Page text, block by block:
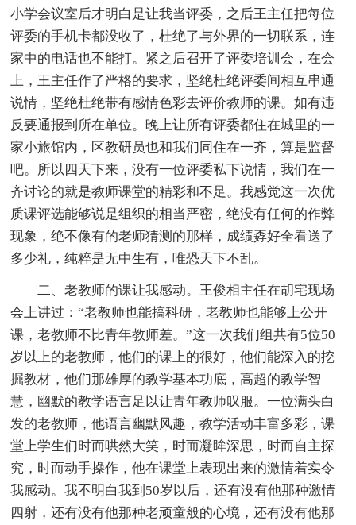
小学会议室后才明白是让我当评委，之后王主任把每位
评委的手机卡都没收了，杜绝了与外界的一切联系，连
家中的电话也不能打。紧之后召开了评委培训会，在会
上，王主任作了严格的要求，坚绝杜绝评委间相互串通
说情，坚绝杜绝带有感情色彩去评价教师的课。如有违
反要通报到所在单位。晚上让所有评委都住在城里的一
家小旅馆内，区教研员也和我们同住在一齐，算是监督
吧。所以四天下来，没有一位评委私下说情，我们在一
齐讨论的就是教师课堂的精彩和不足。我感觉这一次优
质课评选能够说是组织的相当严密，绝没有任何的作弊
现象，绝不像有的老师猜测的那样，成绩孬好全看送了
多少礼，纯粹是无中生有，唯恐天下不乱。
二、老教师的课让我感动。王俊相主任在胡宅现场
会上讲过：“老教师也能搞科研，老教师也能够上公开
课，老教师不比青年教师差。”这一次我们组共有5位50
岁以上的老教师，他们的课上的很好，他们能深入的挖
掘教材，他们那雄厚的教学基本功底，高超的教学智
慧，幽默的教学语言足以让青年教师叹服。一位满头白
发的老教师，他语言幽默风趣，教学活动丰富多彩，课
堂上学生们时而哄然大笑，时而凝眸深思，时而自主探
究，时而动手操作，他在课堂上表现出来的激情着实令
我感动。我不明白我到50岁以后，还有没有他那种激情
四射，还有没有他那种老顽童般的心境，还有没有他那